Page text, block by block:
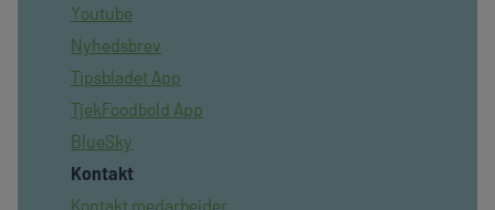
Youtube
Nyhedsbrev
Tipsbladet App
TjekFoodbold App
BlueSky
Kontakt
Kontakt medarbejder